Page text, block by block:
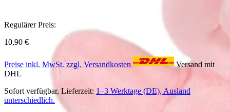
Regulärer Preis:
10,90 €
Preise inkl. MwSt. zzgl. Versandkosten
Versand mit
DHL
Sofort verfügbar, Lieferzeit: 1–3 Werktage (DE), Ausland
unterschiedlich.